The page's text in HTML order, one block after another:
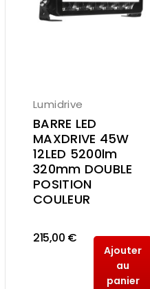
Lumidrive
BARRE LED
MAXDRIVE 45W
12LED 5200lm
320mm DOUBLE
POSITION
COULEUR
215,00 €
Ajouter
au
panier